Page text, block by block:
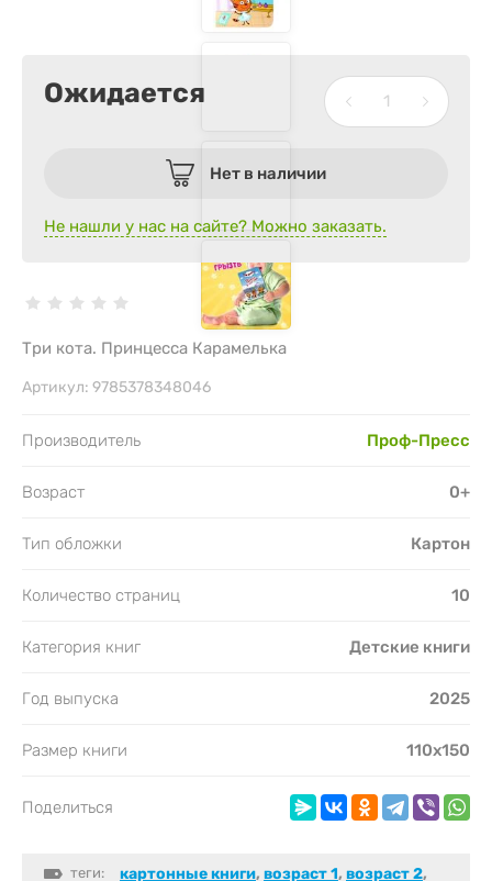
Ожидается
Нет в наличии
Не нашли у нас на сайте? Можно заказать.
Три кота. Принцесса Карамелька
Артикул: 9785378348046
Производитель Проф-Пресс
Возраст 0+
Тип обложки Картон
Количество страниц 10
Категория книг Детские книги
Год выпуска 2025
Размер книги 110х150
Поделиться
теги: картонные книги, возраст 1, возраст 2,